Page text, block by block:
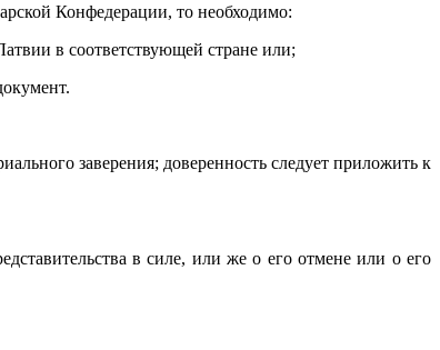
Конфедерации, то необходимо:
в соответствующей стране или;
заверения; доверенность следует приложить к
в силе, или же о его отмене или о его